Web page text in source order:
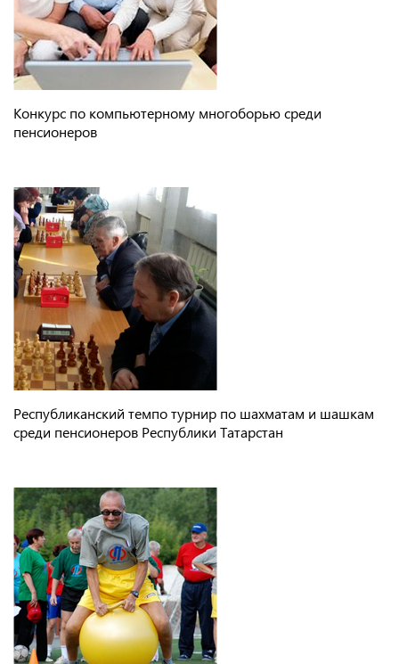
Конкурс по компьютерному многоборью среди
пенсионеров
Республиканский темпо турнир по шахматам и шашкам
среди пенсионеров Республики Татарстан